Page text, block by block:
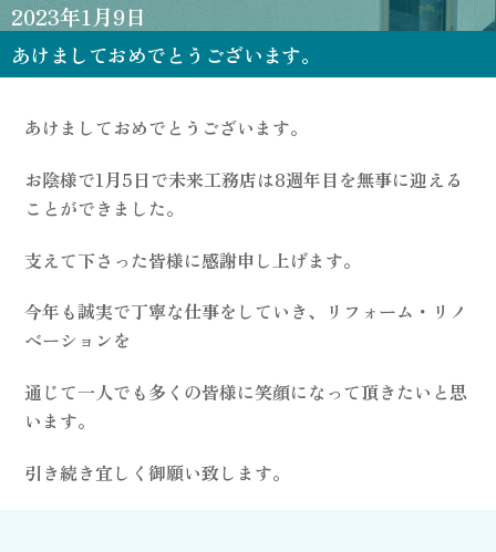
2023年1月9日
あけましておめでとうございます。
あけましておめでとうございます。
お陰様で1月5日で未来工務店は8週年目を無事に迎える
ことができました。
支えて下さった皆様に感謝申し上げます。
今年も誠実で丁寧な仕事をしていき、リフォーム・リノ
ベーションを
通じて一人でも多くの皆様に笑顔になって頂きたいと思
います。
引き続き宜しく御願い致します。